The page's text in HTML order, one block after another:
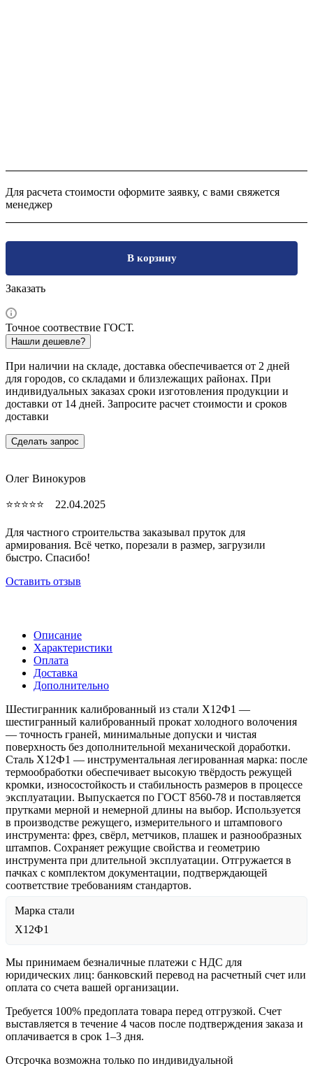
Для расчета стоимости оформите заявку, с вами свяжется
менеджер
В корзину
Заказать
Точное соотвествие ГОСТ.
Нашли дешевле?
При наличии на складе, доставка обеспечивается от 2 дней
для городов, со складами и близлежащих районах. При
индивидуальных заказах сроки изготовления продукции и
доставки от 14 дней. Запросите расчет стоимости и сроков
доставки
Сделать запрос
Олег Винокуров
⭐⭐⭐⭐⭐ 22.04.2025
Для частного строительства заказывал пруток для
армирования. Всё четко, порезали в размер, загрузили
быстро. Спасибо!
Оставить отзыв
Описание
Характеристики
Оплата
Доставка
Дополнительно
Шестигранник калиброванный из стали Х12Ф1 —
шестигранный калиброванный прокат холодного волочения
— точность граней, минимальные допуски и чистая
поверхность без дополнительной механической доработки.
Сталь Х12Ф1 — инструментальная легированная марка: после
термообработки обеспечивает высокую твёрдость режущей
кромки, износостойкость и стабильность размеров в процессе
эксплуатации. Выпускается по ГОСТ 8560-78 и поставляется
прутками мерной и немерной длины на выбор. Используется
в производстве режущего, измерительного и штампового
инструмента: фрез, свёрл, метчиков, плашек и разнообразных
штампов. Сохраняет режущие свойства и геометрию
инструмента при длительной эксплуатации. Отгружается в
пачках с комплектом документации, подтверждающей
соответствие требованиям стандартов.
Марка стали
Х12Ф1
Мы принимаем безналичные платежи с НДС для
юридических лиц: банковский перевод на расчетный счет или
оплата со счета вашей организации.
Требуется 100% предоплата товара перед отгрузкой. Счет
выставляется в течение 4 часов после подтверждения заказа и
оплачивается в срок 1–3 дня.
Отсрочка возможна только по индивидуальной